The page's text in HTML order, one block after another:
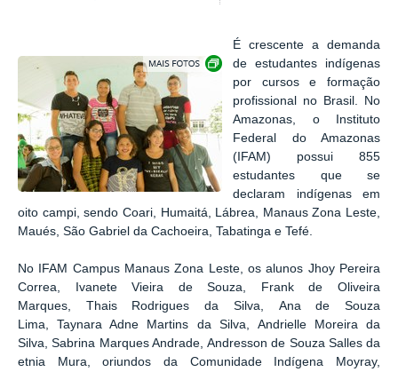
Show image carousel
É crescente a demanda
de estudantes indígenas
por cursos e formação
profissional no Brasil. No
Amazonas, o Instituto
Federal do Amazonas
(IFAM) possui 855
estudantes que se
declaram indígenas em
oito campi, sendo Coari, Humaitá, Lábrea, Manaus Zona Leste,
Maués, São Gabriel da Cachoeira, Tabatinga e Tefé.
No IFAM Campus Manaus Zona Leste, os alunos Jhoy Pereira
Correa,
Ivanete Vieira de Souza,
Frank de Oliveira
Marques, Thais Rodrigues da Silva, Ana de Souza
Lima,Taynara Adne Martins da Silva, Andrielle Moreira da
Silva,Sabrina Marques Andrade, Andresson de Souza Salles da
etnia Mura,oriundos da Comunidade Indígena Moyray,